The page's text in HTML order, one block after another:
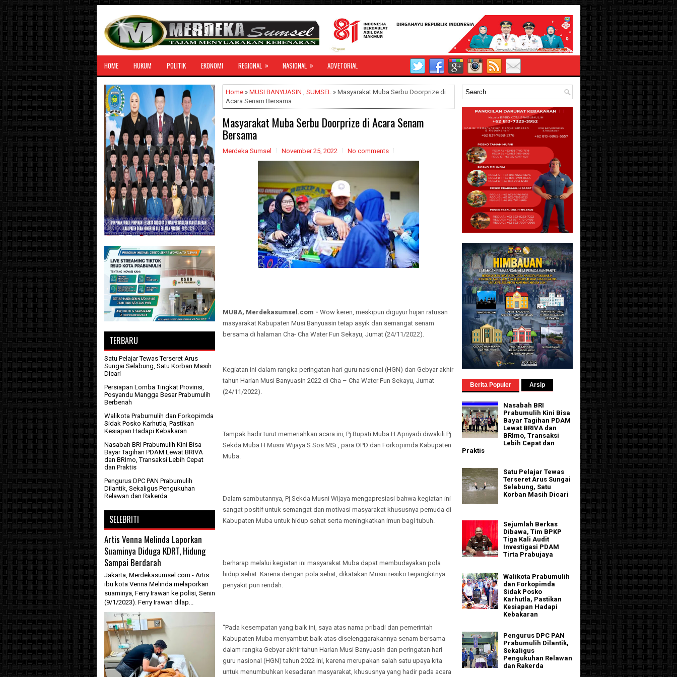
HOME HUKUM POLITIK EKONOMI REGIONAL » NASIONAL » ADVETORIAL
Home » MUSI BANYUASIN , SUMSEL » Masyarakat Muba Serbu Doorprize di
Acara Senam Bersama
Masyarakat Muba Serbu Doorprize di Acara Senam
Bersama
Merdeka Sumsel November 25, 2022 No comments
MUBA, Merdekasumsel.com - Wow keren, meskipun diguyur hujan ratusan
masyarakat Kabupaten Musi Banyuasin tetap asyik dan semangat senam
bersama di halaman Cha- Cha Water Fun Sekayu, Jumat (24/11/2022).
Kegiatan ini dalam rangka peringatan hari guru nasional (HGN) dan Gebyar akhir
tahun Harian Musi Banyuasin 2022 di Cha – Cha Water Fun Sekayu, Jumat
(24/11/2022).
Tampak hadir turut memeriahkan acara ini, Pj Bupati Muba H Apriyadi diwakili Pj
Sekda Muba H Musni Wijaya S Sos MSi., para OPD dan Forkopimda Kabupaten
Muba.
Dalam sambutannya, Pj Sekda Musni Wijaya mengapresiasi bahwa kegiatan ini
sangat positif untuk semangat dan motivasi masyarakat khususnya pemuda di
Kabupaten Muba untuk hidup sehat serta meningkatkan imun bagi tubuh.
berharap melalui kegiatan ini masyarakat Muba dapat membudayakan pola
hidup sehat. Karena dengan pola sehat, dikatakan Musni resiko terjangkitnya
penyakit pun rendah.
“Pada kesempatan yang baik ini, saya atas nama pribadi dan pemerintah
Kabupaten Muba menyambut baik atas diselenggarakannya senam bersama
dalam rangka Gebyar akhir tahun Harian Musi Banyuasin dan peringatan hari
guru nasional (HGN) tahun 2022 ini, karena merupakan salah satu upaya kita
untuk menumbuhkan kesadaran masyarakat, khususnya yang hadir pada acara
TERBARU
Satu Pelajar Tewas Terseret Arus
Sungai Selabung, Satu Korban Masih
Dicari
Persiapan Lomba Tingkat Provinsi,
Posyandu Mangga Besar Prabumulih
Berbenah
Walikota Prabumulih dan Forkopimda
Sidak Posko Karhutla, Pastikan
Kesiapan Hadapi Kebakaran
Nasabah BRI Prabumulih Kini Bisa
Bayar Tagihan PDAM Lewat BRIVA
dan BRImo, Transaksi Lebih Cepat
dan Praktis
Pengurus DPC PAN Prabumulih
Dilantik, Sekaligus Pengukuhan
Relawan dan Rakerda
SELEBRITI
Artis Venna Melinda Laporkan
Suaminya Diduga KDRT, Hidung
Sampai Berdarah
Jakarta, Merdekasumsel.com - Artis
ibu kota Venna Melinda melaporkan
suaminya, Ferry Irawan ke polisi, Senin
(9/1/2023). Ferry Irawan dilap...
Berita Populer Arsip
Nasabah BRI
Prabumulih Kini Bisa
Bayar Tagihan PDAM
Lewat BRIVA dan
BRImo, Transaksi
Lebih Cepat dan
Praktis
Satu Pelajar Tewas
Terseret Arus Sungai
Selabung, Satu
Korban Masih Dicari
Sejumlah Berkas
Dibawa, Tim BPKP
Tiga Kali Audit
Investigasi PDAM
Tirta Prabujaya
Walikota Prabumulih
dan Forkopimda
Sidak Posko
Karhutla, Pastikan
Kesiapan Hadapi
Kebakaran
Pengurus DPC PAN
Prabumulih Dilantik,
Sekaligus
Pengukuhan Relawan
dan Rakerda